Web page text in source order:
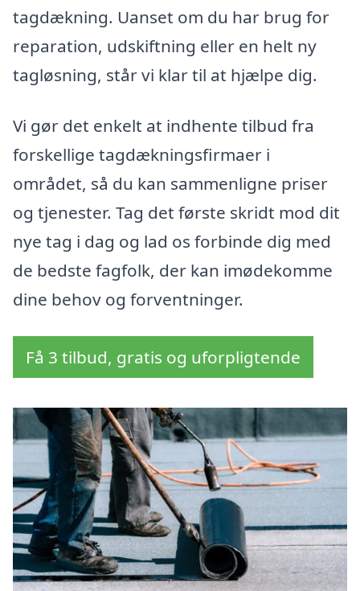
tagdækning. Uanset om du har brug for
reparation, udskiftning eller en helt ny
tagløsning, står vi klar til at hjælpe dig.
Vi gør det enkelt at indhente tilbud fra
forskellige tagdækningsfirmaer i
området, så du kan sammenligne priser
og tjenester. Tag det første skridt mod dit
nye tag i dag og lad os forbinde dig med
de bedste fagfolk, der kan imødekomme
dine behov og forventninger.
Få 3 tilbud, gratis og uforpligtende